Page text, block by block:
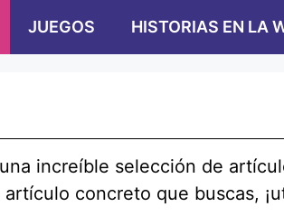
JUEGOS HISTORIAS EN LA
increíble selección de
concreto que buscas,